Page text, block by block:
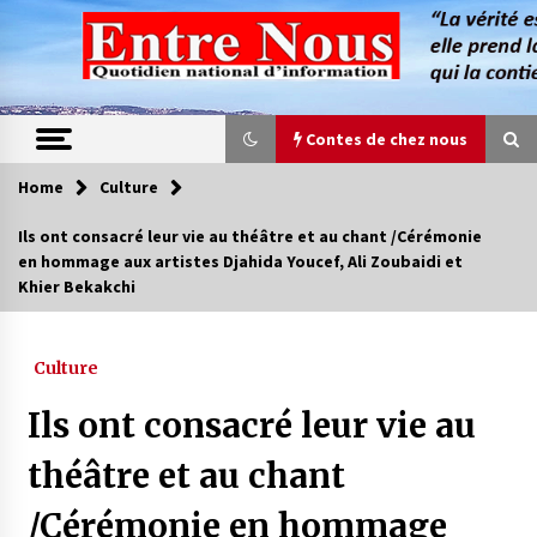
content
Contes de chez nous
Contes de chez nous
Quand la mère n’est plus là (17e partie)
Oum el Gaïla / L’ogresse du M’zab
4 ans ago
Home Culture
Ils ont consacré leur vie au théâtre et au chant /Cérémonie
en hommage aux artistes Djahida Youcef, Ali Zoubaidi et
Khier Bekakchi
Culture
Ils ont consacré leur vie au
théâtre et au chant
/Cérémonie en hommage